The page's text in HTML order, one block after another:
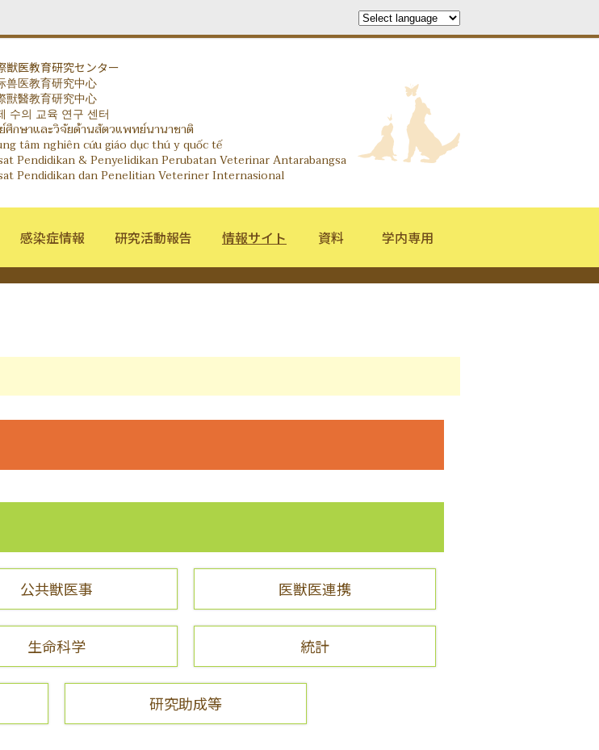
Veterinary Education and Research Information Center
獣医教育研究センター
兽医教育研究中心
獸醫教育研究中心
수의 교육 연구 센터
ศึกษาและวิจัยด้านสัตวแพทย์นานาชาติ
tâm nghiên cứu giáo dục thú y quốc tế
Pendidikan & Penyelidikan Perubatan Veterinar Antarabangsa
Pendidikan dan Penelitian Veteriner Internasional
感染症情報 研究活動報告 情報サイト 資料 学内専用
公共獣医事 医獣医連携
生命科学 統計
研究助成等